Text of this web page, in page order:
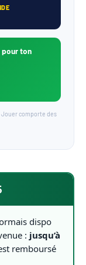
pour ton
Jouer comporte des
dispo
: jusqu’à
remboursé